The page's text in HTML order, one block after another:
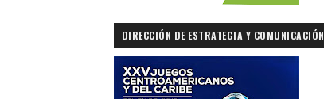
DIRECCIÓN DE ESTRATEGIA Y COMUNICACIÓN
GUBERNAMENTAL